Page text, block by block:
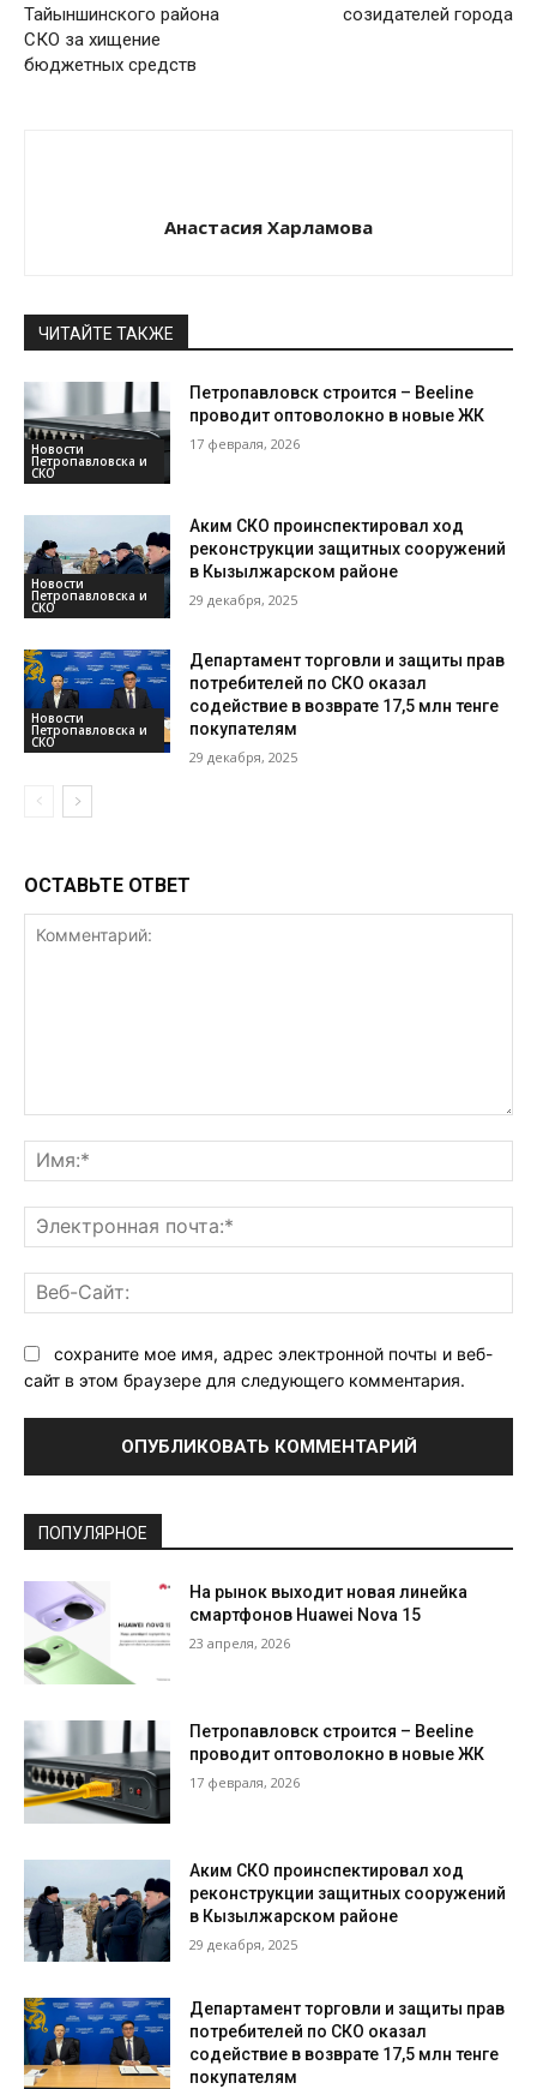
Тайыншинского района
СКО за хищение
бюджетных средств
созидателей города
Анастасия Харламова
ЧИТАЙТЕ ТАКЖЕ
Новости
Петропавловска и
СКО
Петропавловск строится – Beeline
проводит оптоволокно в новые ЖК
17 февраля, 2026
Новости
Петропавловска и
СКО
Аким СКО проинспектировал ход
реконструкции защитных сооружений
в Кызылжарском районе
29 декабря, 2025
Новости
Петропавловска и
СКО
Департамент торговли и защиты прав
потребителей по СКО оказал
содействие в возврате 17,5 млн тенге
покупателям
29 декабря, 2025
ОСТАВЬТЕ ОТВЕТ
сохраните мое имя, адрес электронной почты и веб-
сайт в этом браузере для следующего комментария.
ПОПУЛЯРНОЕ
На рынок выходит новая линейка
смартфонов Huawei Nova 15
23 апреля, 2026
Петропавловск строится – Beeline
проводит оптоволокно в новые ЖК
17 февраля, 2026
Аким СКО проинспектировал ход
реконструкции защитных сооружений
в Кызылжарском районе
29 декабря, 2025
Департамент торговли и защиты прав
потребителей по СКО оказал
содействие в возврате 17,5 млн тенге
покупателям